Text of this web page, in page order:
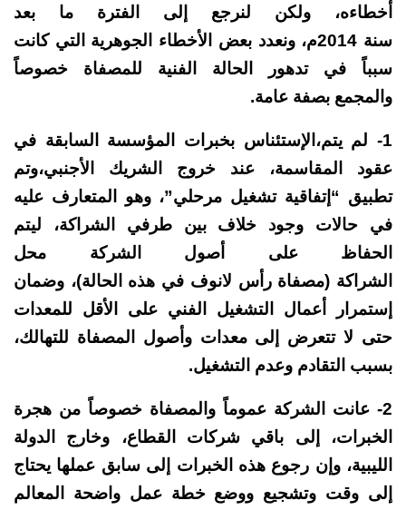
أخطاءه، ولكن لنرجع إلى الفترة ما بعد
سنة 2014م، ونعدد بعض الأخطاء الجوهرية التي كانت
سبباً في تدهور الحالة الفنية للمصفاة خصوصاً
والمجمع بصفة عامة.
1- لم يتم،الإستئناس بخبرات المؤسسة السابقة في
عقود المقاسمة، عند خروج الشريك الأجنبي،وتم
تطبيق “إتفاقية تشغيل مرحلي”، وهو المتعارف عليه
في حالات وجود خلاف بين طرفي الشراكة، ليتم
الحفاظ على أصول الشركة محل
الشراكة (مصفاة رأس لانوف في هذه الحالة)، وضمان
إستمرار أعمال التشغيل الفني على الأقل للمعدات
حتى لا تتعرض إلى معدات وأصول المصفاة للتهالك،
بسبب التقادم وعدم التشغيل.
2- عانت الشركة عموماً والمصفاة خصوصاً من هجرة
الخبرات، إلى باقي شركات القطاع، وخارج الدولة
الليبية، وإن رجوع هذه الخبرات إلى سابق عملها يحتاج
إلى وقت وتشجيع ووضع خطة عمل واضحة المعالم